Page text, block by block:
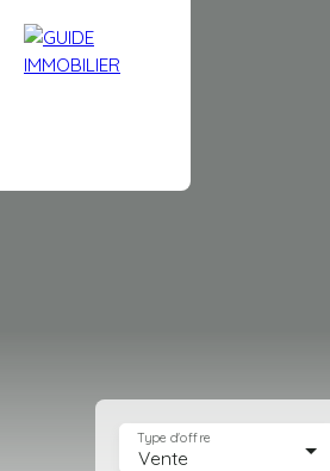
Vente
Type d'offre